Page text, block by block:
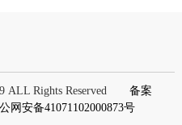
ALL Rights Reserved 备案
网安备41071102000873号